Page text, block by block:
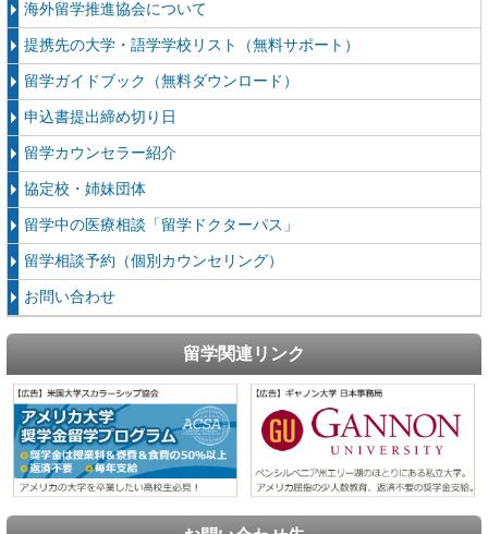
海外留学推進協会について
提携先の大学・語学学校リスト（無料サポート）
留学ガイドブック（無料ダウンロード）
申込書提出締め切り日
留学カウンセラー紹介
協定校・姉妹団体
留学中の医療相談「留学ドクターパス」
留学相談予約（個別カウンセリング）
お問い合わせ
留学関連リンク